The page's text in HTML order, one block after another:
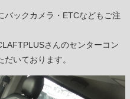
バックカメラ・ETCなどもご注
さんのセンターコン
いております。